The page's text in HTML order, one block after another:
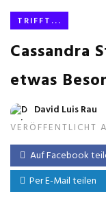
TRIFFT...
Cassandra
etwas
David Luis Rau
VERÖFFENTLICHT
Auf Facebook
Per E-Mail teilen